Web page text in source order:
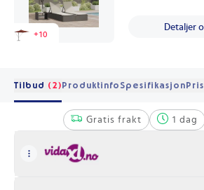
+10
Detaljer
Tilbud (2)Produktinfo Spesifikasjon
Gratis frakt 1 dag